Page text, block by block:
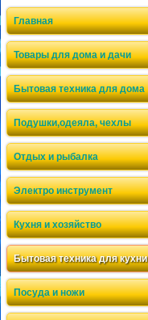
Главная
Товары для дома и дачи
Бытовая техника для дома
Подушки,одеяла, чехлы
Отдых и рыбалка
Электро инструмент
Кухня и хозяйство
Бытовая техника для кухни
Посуда и ножи